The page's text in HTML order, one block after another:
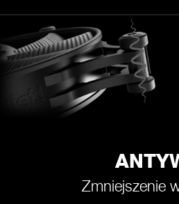
Zmniejszenie